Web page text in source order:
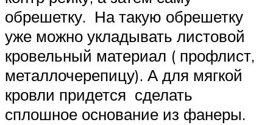
обрешетку. На такую обрешетку
уже можно укладывать листовой
кровельный материал ( профлист,
металлочерепицу). А для мягкой
кровли придется сделать
сплошное основание из фанеры.